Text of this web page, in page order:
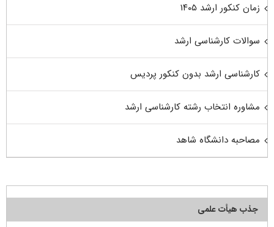
زمان کنکور ارشد ۱۴۰۵
سوالات کارشناسی ارشد
کارشناسی ارشد بدون کنکور پردیس
مشاوره انتخاب رشته کارشناسی ارشد
مصاحبه دانشگاه شاهد
جذب هیأت علمی